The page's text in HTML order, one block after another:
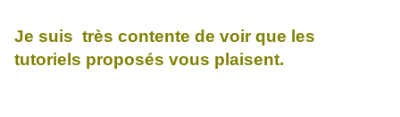
Je suis très contente de voir que les
tutoriels proposés vous plaisent.